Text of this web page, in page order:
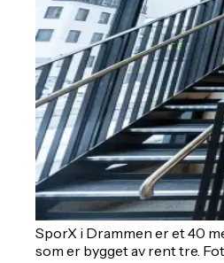
SporX i Drammen er et 40
som er bygget av rent tre.